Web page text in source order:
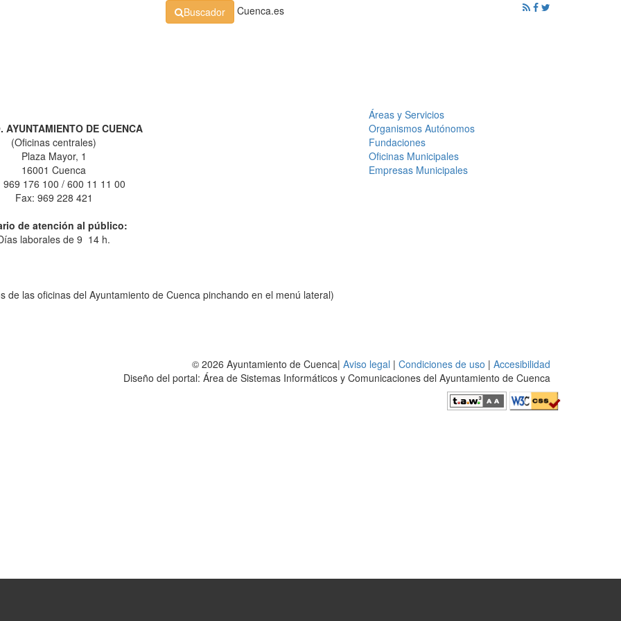
Buscador Cuenca.es
AYUNTAMIENTO DE CUENCA
(Oficinas centrales)
Plaza Mayor, 1
16001 Cuenca
969 176 100 / 600 11 11 00
Fax: 969 228 421
de atención al público:
laborales de 9 14 h.
de las oficinas del Ayuntamiento de Cuenca pinchando en el menú lateral)
Áreas y Servicios
Organismos Autónomos
Fundaciones
Oficinas Municipales
Empresas Municipales
© 2026 Ayuntamiento de Cuenca| Aviso legal | Condiciones de uso | Accesibilidad
Diseño del portal: Área de Sistemas Informáticos y Comunicaciones del Ayuntamiento de Cuenca